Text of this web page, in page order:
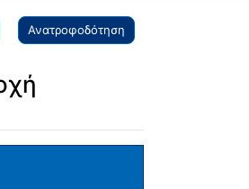
Ανατροφοδότηση